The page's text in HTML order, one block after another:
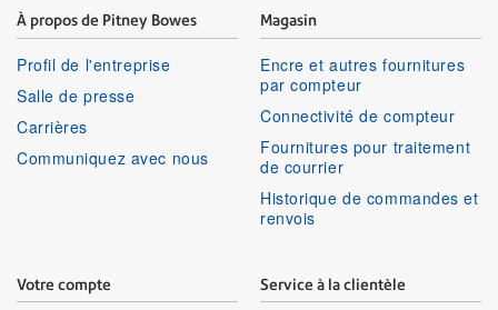
À propos de Pitney Bowes
Profil de l'entreprise
Salle de presse
Carrières
Communiquez avec nous
Magasin
Encre et autres fournitures
par compteur
Connectivité de compteur
Fournitures pour traitement
de courrier
Historique de commandes et
renvois
Votre compte Service à la clientèle